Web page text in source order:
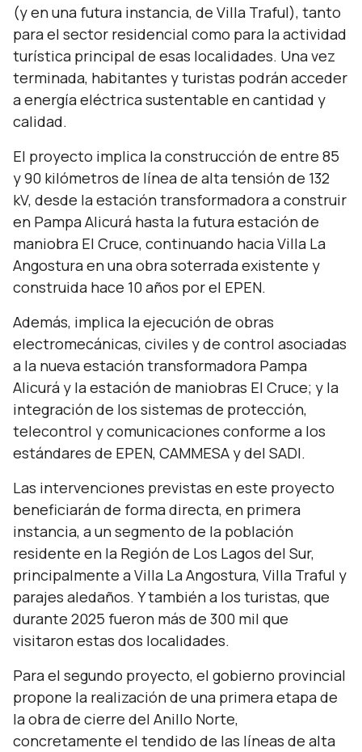
(y en una futura instancia, de Villa Traful), tanto
para el sector residencial como para la actividad
turística principal de esas localidades. Una vez
terminada, habitantes y turistas podrán acceder
a energía eléctrica sustentable en cantidad y
calidad.
El proyecto implica la construcción de entre 85
y 90 kilómetros de línea de alta tensión de 132
kV, desde la estación transformadora a construir
en Pampa Alicurá hasta la futura estación de
maniobra El Cruce, continuando hacia Villa La
Angostura en una obra soterrada existente y
construida hace 10 años por el EPEN.
Además, implica la ejecución de obras
electromecánicas, civiles y de control asociadas
a la nueva estación transformadora Pampa
Alicurá y la estación de maniobras El Cruce; y la
integración de los sistemas de protección,
telecontrol y comunicaciones conforme a los
estándares de EPEN, CAMMESA y del SADI.
Las intervenciones previstas en este proyecto
beneficiarán de forma directa, en primera
instancia, a un segmento de la población
residente en la Región de Los Lagos del Sur,
principalmente a Villa La Angostura, Villa Traful y
parajes aledaños. Y también a los turistas, que
durante 2025 fueron más de 300 mil que
visitaron estas dos localidades.
Para el segundo proyecto, el gobierno provincial
propone la realización de una primera etapa de
la obra de cierre del Anillo Norte,
concretamente el tendido de las líneas de alta